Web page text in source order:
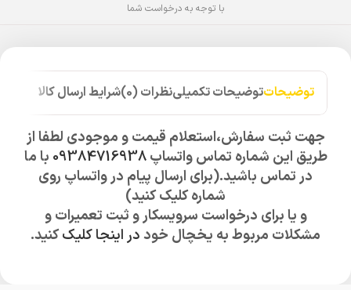
با توجه به درخواست شما
توضیحاتتوضیحات تکمیلینظرات (0) شرایط ارسال کالا
جهت ثبت سفارش،استعلام قیمت و موجودی لطفا از
طریق این شماره تماس واتساپ 09384716938 با ما
در تماس باشید.(برای ارسال پیام در واتساپ روی
شماره کلیک کنید)
و یا برای درخواست سرویسکار و ثبت تعمیرات و
مشکلات مربوط به یخچال خوددر اینجا کلیککنید.